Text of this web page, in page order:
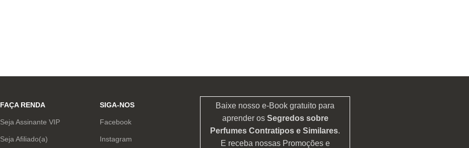
FAÇA RENDA
Seja Assinante VIP
Seja Afiliado(a)
SIGA-NOS
Facebook
Instagram
Baixe nosso e-Book gratuito para
aprender os Segredos sobre
Perfumes Contratipos e Similares.
E receba nossas Promoções e